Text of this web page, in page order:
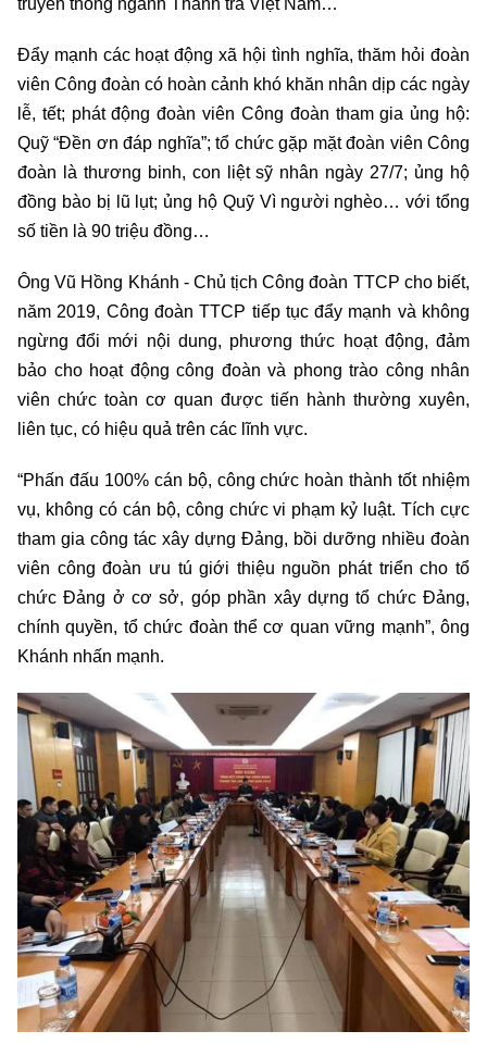
truyền thống ngành Thanh tra Việt Nam…
Đẩy mạnh các hoạt động xã hội tình nghĩa, thăm hỏi đoàn
viên Công đoàn có hoàn cảnh khó khăn nhân dịp các ngày
lễ, tết; phát động đoàn viên Công đoàn tham gia ủng hộ:
Quỹ “Đền ơn đáp nghĩa”; tổ chức gặp mặt đoàn viên Công
đoàn là thương binh, con liệt sỹ nhân ngày 27/7; ủng hộ
đồng bào bị lũ lụt; ủng hộ Quỹ Vì người nghèo… với tổng
số tiền là 90 triệu đồng…
Ông Vũ Hồng Khánh - Chủ tịch Công đoàn TTCP cho biết,
năm 2019, Công đoàn TTCP tiếp tục đẩy mạnh và không
ngừng đổi mới nội dung, phương thức hoạt động, đảm
bảo cho hoạt động công đoàn và phong trào công nhân
viên chức toàn cơ quan được tiến hành thường xuyên,
liên tục, có hiệu quả trên các lĩnh vực.
“Phấn đấu 100% cán bộ, công chức hoàn thành tốt nhiệm
vụ, không có cán bộ, công chức vi phạm kỷ luật. Tích cực
tham gia công tác xây dựng Đảng, bồi dưỡng nhiều đoàn
viên công đoàn ưu tú giới thiệu nguồn phát triển cho tổ
chức Đảng ở cơ sở, góp phần xây dựng tổ chức Đảng,
chính quyền, tổ chức đoàn thể cơ quan vững mạnh”, ông
Khánh nhấn mạnh.